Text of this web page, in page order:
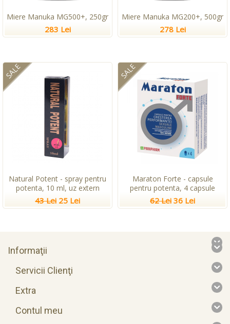
Miere Manuka MG500+, 250gr
283 Lei
Miere Manuka MG200+, 500gr
278 Lei
SALE
Natural Potent - spray pentru
potenta, 10 ml, uz extern
43 Lei 25 Lei
SALE
Maraton Forte - capsule
pentru potenta, 4 capsule
62 Lei 36 Lei
Informaţii
Servicii Clienţi
Extra
Contul meu